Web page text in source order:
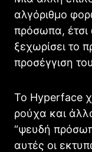
αλγόριθμο
πρόσωπα, έτσι
ξεχωρίσει το
προσέγγιση
Το Hyperface
ρούχα και
“ψευδή
αυτές οι